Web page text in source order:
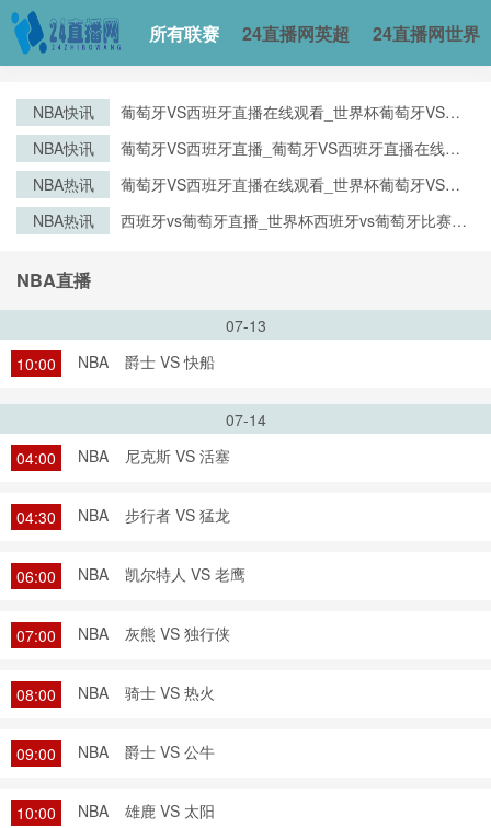
所有联赛 24直播网英超 24直播网世界
NBA快讯
葡萄牙VS西班牙直播在线观看_世界杯葡萄牙VS西
NBA快讯
葡萄牙VS西班牙直播_葡萄牙VS西班牙直播在线观
NBA热讯
葡萄牙VS西班牙直播在线观看_世界杯葡萄牙VS西
NBA热讯
西班牙vs葡萄牙直播_世界杯西班牙vs葡萄牙比赛直
NBA直播
07-13
10:00
NBA 爵士 VS 快船
07-14
04:00
NBA 尼克斯 VS 活塞
04:30 NBA 步行者 VS 猛龙
06:00 NBA 凯尔特人 VS 老鹰
07:00 NBA 灰熊 VS 独行侠
08:00 NBA 骑士 VS 热火
09:00 NBA 爵士 VS 公牛
10:00 NBA 雄鹿 VS 太阳